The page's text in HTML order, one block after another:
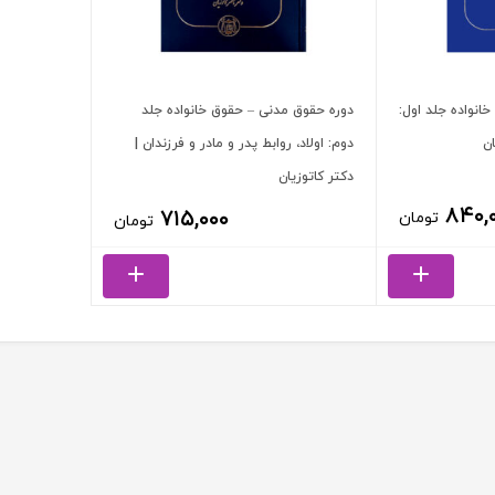
جلد اول:
تومان
دوره حقوق مدنی – حقوق خانواده جلد
دوم: اولاد، روابط پدر و مادر و فرزندان |
دکتر کاتوزیان
۷۱۵,۰۰۰ تومان